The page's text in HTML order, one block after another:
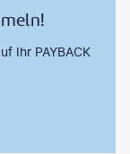
Ihr PAYBACK